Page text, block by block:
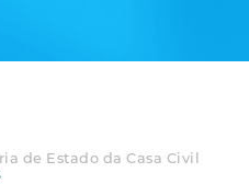
de Estado da Casa Civil